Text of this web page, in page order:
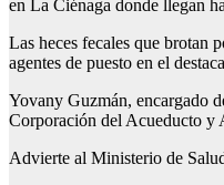
en La Ciénaga donde llegan
Las heces fecales que brotan
agentes de puesto en el
Yovany Guzmán, encargado
Corporación del Acueducto y
Advierte al Ministerio de